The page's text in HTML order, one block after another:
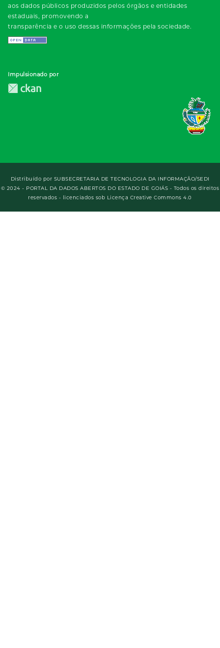
aos dados públicos produzidos pelos órgãos e entidades
estaduais, promovendo a
transparência e o uso dessas informações pela sociedade.
Impulsionado por
Distribuído por SUBSECRETARIA DE TECNOLOGIA DA INFORMAÇÃO/SEDI
© 2024 - PORTAL DA DADOS ABERTOS DO ESTADO DE GOIÁS - Todos os direitos
reservados - licenciados sob Licença Creative Commons 4.0